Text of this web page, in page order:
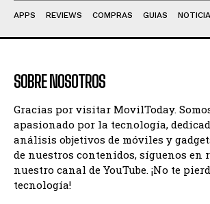
APPS REVIEWS COMPRAS GUIAS
SOBRE NOSOTROS
Gracias por visitar MovilToday.
apasionado por la tecnología,
análisis objetivos de móviles y
de nuestros contenidos, síguenos en
nuestro canal de YouTube. ¡No te
tecnología!